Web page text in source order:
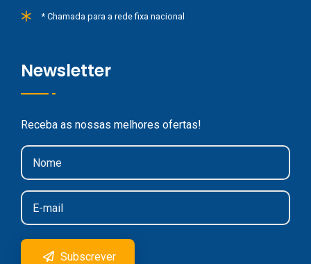
* Chamada para a rede fixa nacional
Newsletter
Receba as nossas melhores ofertas!
Subscrever